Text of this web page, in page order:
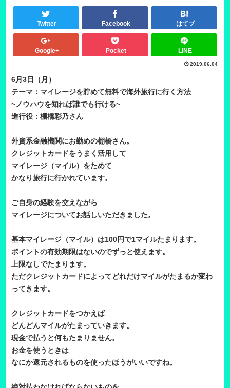
Twitter Facebook はてブ
Google+ Pocket LINE
2019.06.04
6月3日（月）
テーマ：マイレージを貯めて無料で海外旅行に行く方法
~ノウハウを知れば誰でも行ける~
進行役：棚橋彩乃さん
外資系金融機関にお勤めの棚橋さん。
クレジットカードをうまく活用して
マイレージ（マイル）をためて
かなり旅行に行かれています。
ご自身の経験を交えながら
マイレージについてお話しいただきました。
基本マイレージ（マイル）は100円で1マイルたまります。
ポイントの有効期限はないのでずっと使えます。
上限なしでたまります。
ただクレジットカードによってどれだけマイルがたまるか変わ
ってきます。
クレジットカードをつかえば
どんどんマイルがたまっていきます。
現金で払うと何もたまりません。
お金を使うときは
なにか還元されるものを使ったほうがいいですね。